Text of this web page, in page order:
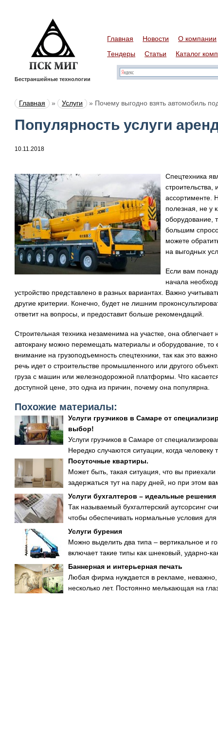
Бестраншейные технологии
Главная Новости
О компании
Тендеры
Статьи Каталог
Главная » Услуги » Почему выгодно взять автомобиль
Популярность услуги
10.11.2018
Спецтехника
строительства,
ассортименте.
полезная, не у
оборудование,
большим
можете
на выгодных
Если вам
начала
устройство представлено в разных вариантах. Важно
другие критерии. Конечно, будет не лишним
ответит на вопросы, и предоставит больше рекомендаций.
Строительная техника незаменима на участке, она облегчает
автокрану можно перемещать материалы и оборудование, то
внимание на грузоподъемность спецтехники, так как это
речь идет о строительстве промышленного или другого
груза с машин или железнодорожной платформы. Что
доступной цене, это одна из причин, почему она популярна.
Похожие материалы:
Услуги грузчиков в Самаре от
выбор!
Услуги грузчиков в Самаре от
Нередко случаются ситуации, когда человеку
Посуточные квартиры.
Может быть, такая ситуация, что вы
задержаться тут на пару дней, но при этом
Услуги бухгалтеров – идеальные
Так называемый бухгалтерский аутсорсинг
чтобы обеспечивать нормальные условия
Услуги бурения
Можно выделить два типа – вертикальное и
включает такие типы как шнековый, ударно-
Баннерная и интерьерная печать
Любая фирма нуждается в рекламе, неважно,
несколько лет. Постоянно мелькающая на